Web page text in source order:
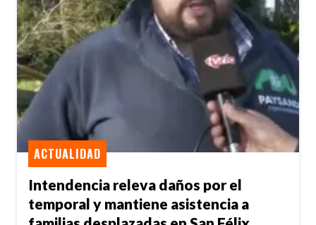
Intendencia releva daños por el
temporal y mantiene asistencia a
ACTUALIDAD